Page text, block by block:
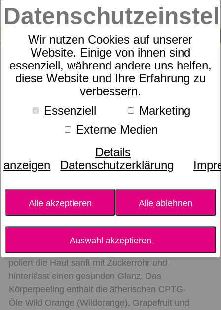
Wir nutzen Cookies auf unserer
Website. Einige von ihnen sind
essenziell, während andere uns helfen,
diese Website und Ihre Erfahrung zu
verbessern.
Essenziell
Marketing
Externe Medien
Details
anzeigen
Datenschutzerklärung
Alle akzeptieren Alle ablehnen
Auswahl akzeptieren
SUCHE
0
dōTERRA SPA Körperpeeling
Das dōTERRA SPA Körperpeeling ist ein
poliert die Haut sanft mit Zuckerrohr und
hinterlässt einen gesunden Glanz. Das
Körperpeeling enthält die ätherischen CPTG-
Öle Wild Orange (Wildorange), Grapefruit und